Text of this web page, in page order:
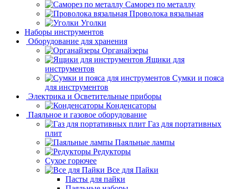
Саморез по металлу
Проволока вязальная
Уголки
Наборы инструментов
Оборудование для хранения
Органайзеры
Ящики для
инструментов
Сумки и пояса
для инструментов
Электрика и Осветительные приборы
Конденсаторы
Паяльное и газовое оборудование
Газ для портативных
плит
Паяльные лампы
Редукторы
Сухое горючее
Все для Пайки
Пасты для пайки